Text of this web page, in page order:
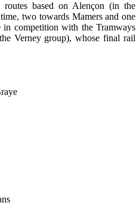
based on Alençon (in the
two towards Mamers and one
competition with the Tramways
Verney group), whose final rail